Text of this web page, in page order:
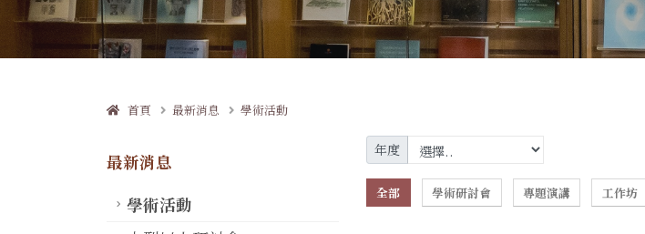
首頁 最新消息 學術活動
最新消息
學術活動
年度
全部 學術研討會 專題演講 工作坊